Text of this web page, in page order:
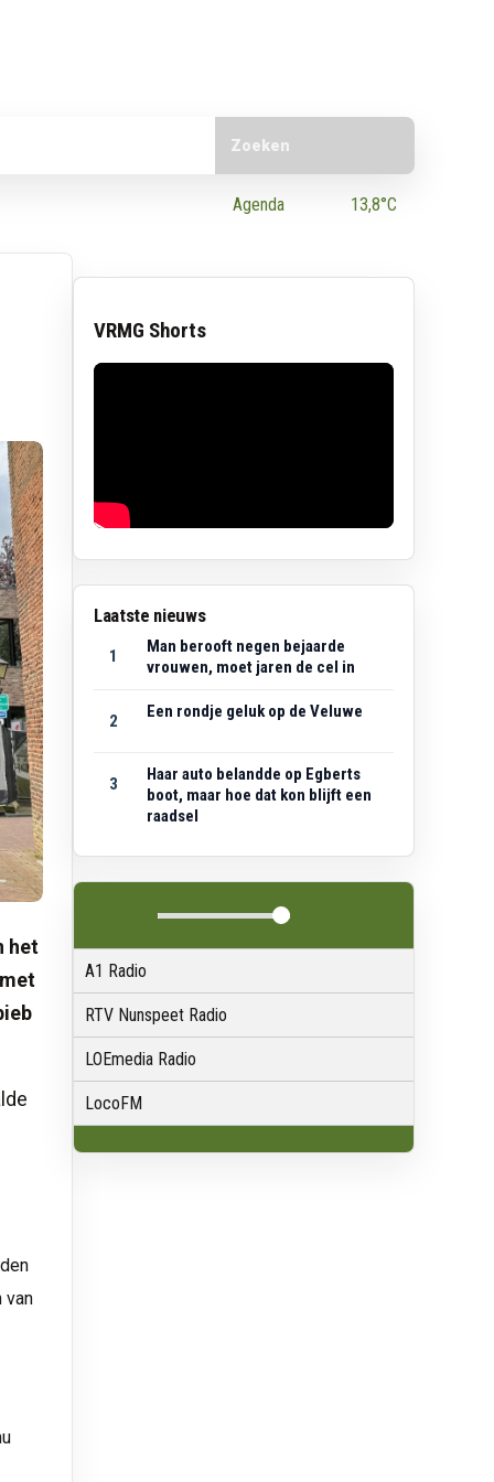
Agenda 13,8°C
het
van
VRMG Shorts
Laatste nieuws
1
Man berooft negen bejaarde
vrouwen, moet jaren de cel in
2 Een rondje geluk op de Veluwe
3
Haar auto belandde op Egberts
boot, maar hoe dat kon blijft een
raadsel
A1 Radio
RTV Nunspeet Radio
LOEmedia Radio
LocoFM